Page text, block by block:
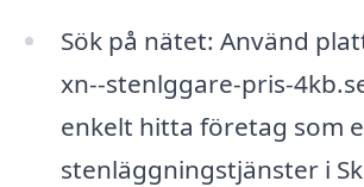
Sök på nätet: Använd
xn--stenlggare-pris-
enkelt hitta företag som
stenläggningstjänster i